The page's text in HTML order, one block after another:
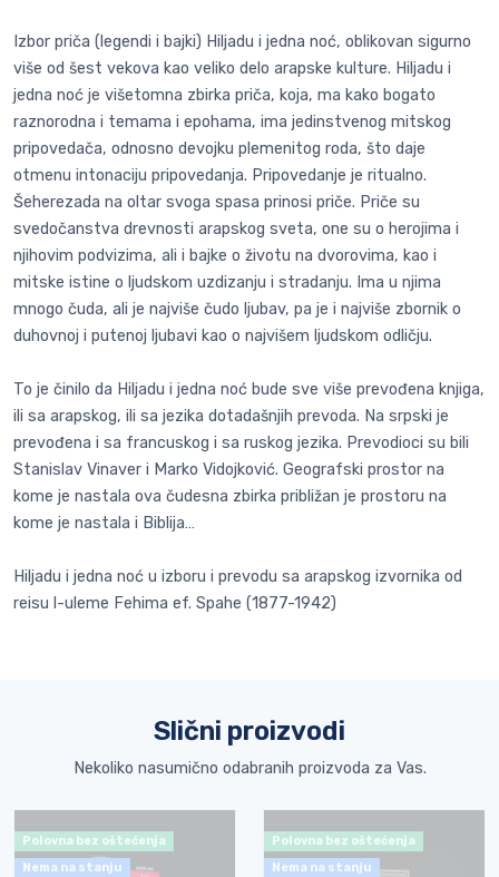
Izbor priča (legendi i bajki) Hiljadu i jedna noć, oblikovan sigurno
više od šest vekova kao veliko delo arapske kulture. Hiljadu i
jedna noć je višetomna zbirka priča, koja, ma kako bogato
raznorodna i temama i epohama, ima jedinstvenog mitskog
pripovedača, odnosno devojku plemenitog roda, što daje
otmenu intonaciju pripovedanja. Pripovedanje je ritualno.
Šeherezada na oltar svoga spasa prinosi priče. Priče su
svedočanstva drevnosti arapskog sveta, one su o herojima i
njihovim podvizima, ali i bajke o životu na dvorovima, kao i
mitske istine o ljudskom uzdizanju i stradanju. Ima u njima
mnogo čuda, ali je najviše čudo ljubav, pa je i najviše zbornik o
duhovnoj i putenoj ljubavi kao o najvišem ljudskom odličju.
To je činilo da Hiljadu i jedna noć bude sve više prevođena knjiga,
ili sa arapskog, ili sa jezika dotadašnjih prevoda. Na srpski je
prevođena i sa francuskog i sa ruskog jezika. Prevodioci su bili
Stanislav Vinaver i Marko Vidojković. Geografski prostor na
kome je nastala ova čudesna zbirka približan je prostoru na
kome je nastala i Biblija…
Hiljadu i jedna noć u izboru i prevodu sa arapskog izvornika od
reisu l-uleme Fehima ef. Spahe (1877-1942)
Slični proizvodi
Nekoliko nasumično odabranih proizvoda za Vas.
Polovna bez oštećenja
Nema na stanju
Polovna bez oštećenja
Nema na stanju